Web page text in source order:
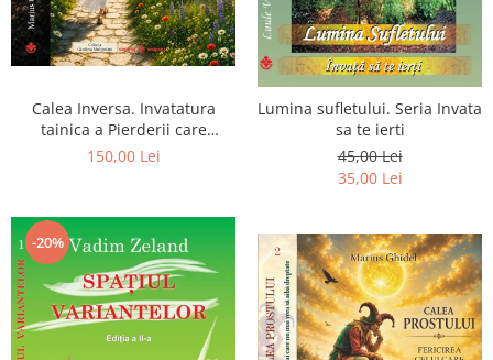
Calea Inversa. Invatatura
tainica a Pierderii care
vindeca sufletul - Cum
Dumnezeu
150,00 Lei
Lumina sufletului. Seria Invata
sa te ierti
45,00 Lei
35,00 Lei
-20%